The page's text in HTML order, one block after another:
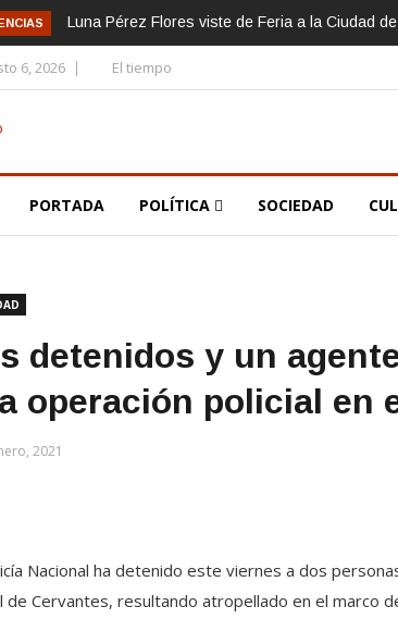
Luna Pérez Flores viste de Feria a la Ciudad
6, 2026 El tiempo
PORTADA POLÍTICA SOCIEDAD
detenidos y un
operación policial en
2021
Nacional ha detenido este viernes a dos
de Cervantes, resultando atropellado en el marco